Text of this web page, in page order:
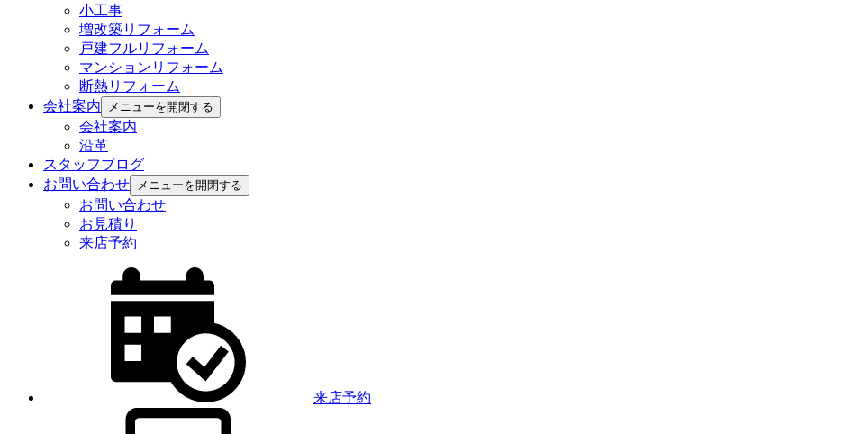
小工事
増改築リフォーム
戸建フルリフォーム
マンションリフォーム
断熱リフォーム
会社案内
メニューを開閉する
会社案内
沿革
スタッフブログ
お問い合わせ
メニューを開閉する
お問い合わせ
お見積り
来店予約
来店予約